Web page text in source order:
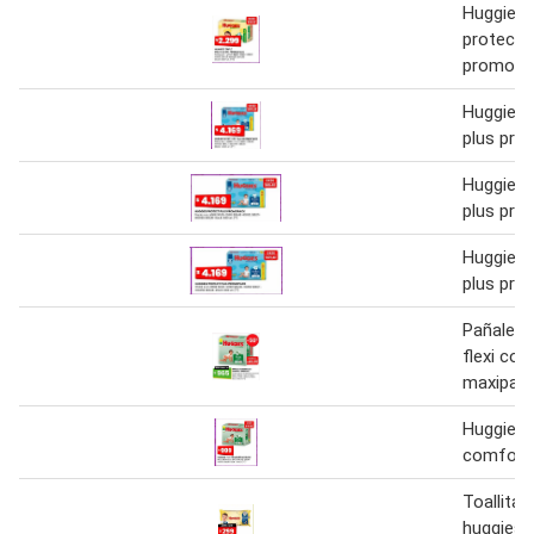
Huggies
Huggies
plus
Huggies
plus
Huggies
plus
Pañales
flexi
Huggies
comfort
huggies